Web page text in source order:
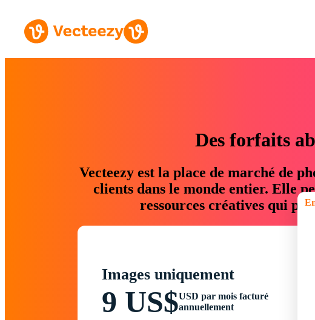
Des forfaits
Vecteezy est la place de marché de
clients dans le monde entier. Elle
ressources créatives qui
Images uniquement
9 US$USD par mois facturé
annuellement
En